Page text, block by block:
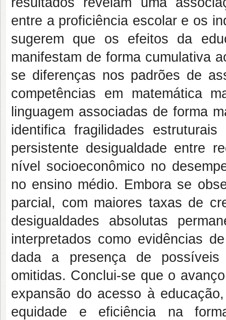
entre a proficiência escolar e os
sugerem que os efeitos da
manifestam de forma cumulativa
se diferenças nos padrões de
competências em matemática
linguagem associadas de forma
identifica fragilidades
persistente desigualdade entre
nível socioeconômico no
no ensino médio. Embora se
parcial, com maiores taxas de
desigualdades absolutas
interpretados como evidências
dada a presença de possíveis
omitidas. Conclui-se que o
expansão do acesso à
equidade e eficiência na